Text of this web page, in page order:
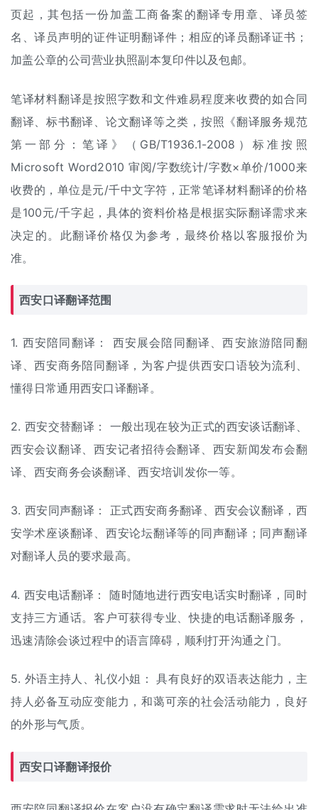
页起，其包括一份加盖工商备案的翻译专用章、译员签
名、译员声明的证件证明翻译件；相应的译员翻译证书；
加盖公章的公司营业执照副本复印件以及包邮。
笔译材料翻译是按照字数和文件难易程度来收费的如合同
翻译、标书翻译、论文翻译等之类，按照《翻译服务规范
第一部分：笔译》（GB/T1936.1-2008）标准按照
Microsoft Word2010 审阅/字数统计/字数×单价/1000来
收费的，单位是元/千中文字符，正常笔译材料翻译的价格
是100元/千字起，具体的资料价格是根据实际翻译需求来
决定的。此翻译价格仅为参考，最终价格以客服报价为
准。
西安口译翻译范围
1. 西安陪同翻译： 西安展会陪同翻译、西安旅游陪同翻
译、西安商务陪同翻译，为客户提供西安口语较为流利、
懂得日常通用西安口译翻译。
2. 西安交替翻译 ： 一般出现在较为正式的西安谈话翻译、
西安会议翻译、西安记者招待会翻译、西安新闻发布会翻
译、西安商务会谈翻译、西安培训发你一等。
3. 西安同声翻译： 正式西安商务翻译、西安会议翻译，西
安学术座谈翻译、西安论坛翻译等的同声翻译；同声翻译
对翻译人员的要求最高。
4. 西安电话翻译： 随时随地进行西安电话实时翻译，同时
支持三方通话。客户可获得专业、快捷的电话翻译服务，
迅速清除会谈过程中的语言障碍，顺利打开沟通之门。
5. 外语主持人、礼仪小姐： 具有良好的双语表达能力，主
持人必备互动应变能力，和蔼可亲的社会活动能力，良好
的外形与气质。
西安口译翻译报价